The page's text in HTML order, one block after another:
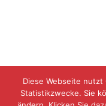
Diese Webseite
Statistikzwecke. Sie